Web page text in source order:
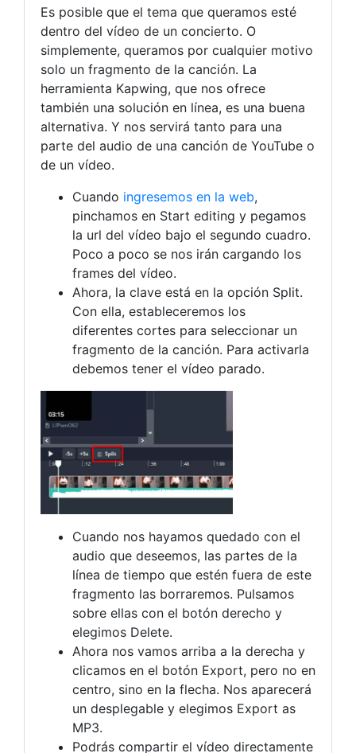
Es posible que el tema que queramos esté
dentro del vídeo de un concierto. O
simplemente, queramos por cualquier motivo
solo un fragmento de la canción. La
herramienta Kapwing, que nos ofrece
también una solución en línea, es una buena
alternativa. Y nos servirá tanto para una
parte del audio de una canción de YouTube o
de un vídeo.
Cuando ingresemos en la web,
pinchamos en Start editing y pegamos
la url del vídeo bajo el segundo cuadro.
Poco a poco se nos irán cargando los
frames del vídeo.
Ahora, la clave está en la opción Split.
Con ella, estableceremos los
diferentes cortes para seleccionar un
fragmento de la canción. Para activarla
debemos tener el vídeo parado.
Cuando nos hayamos quedado con el
audio que deseemos, las partes de la
línea de tiempo que estén fuera de este
fragmento las borraremos. Pulsamos
sobre ellas con el botón derecho y
elegimos Delete.
Ahora nos vamos arriba a la derecha y
clicamos en el botón Export, pero no en
centro, sino en la flecha. Nos aparecerá
un desplegable y elegimos Export as
MP3.
Podrás compartir el vídeo directamente